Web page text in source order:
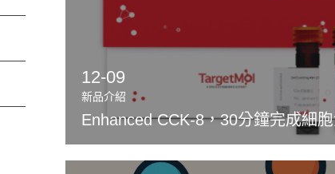
12-09
新品介紹